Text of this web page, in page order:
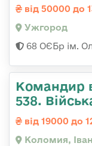
від 50000 до
Ужгород
68 ОЄБр ім.
Командир
538.
від 19000 до
Коломия,